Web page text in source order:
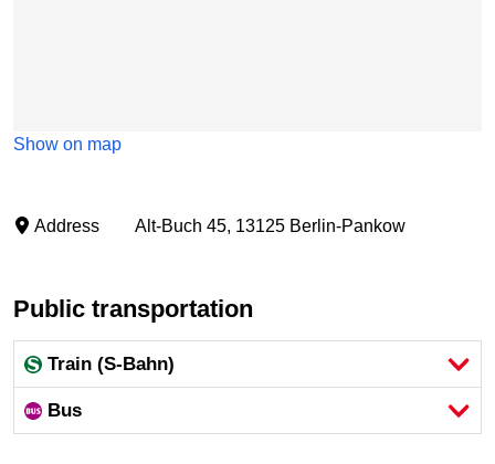
Show on map
Address Alt-Buch 45, 13125 Berlin-Pankow
Public transportation
Train (S-Bahn)
Bus